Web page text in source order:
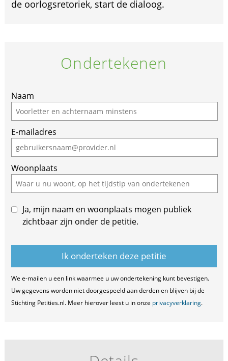
de oorlogsretoriek, start de dialoog.
Ondertekenen
Naam
E-mailadres
Woonplaats
Ja, mijn naam en woonplaats mogen publiek
zichtbaar zijn onder de petitie.
We e-mailen u een link waarmee u uw ondertekening kunt bevestigen.
Uw gegevens worden niet doorgespeeld aan derden en blijven bij de
Stichting Petities.nl. Meer hierover leest u in onze privacyverklaring.